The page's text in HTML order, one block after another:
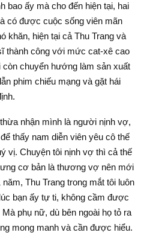
bao ấy mà cho đến hiện tại, hai
có được cuộc sống viên mãn
khăn, hiện tại cả Thu Trang và
thành công với mức cat-xê cao
chuyển hướng làm sản xuất
phim chiếu mạng và gặt hái
nhận mình là người nịnh vợ,
thấy nam diễn viên yêu cô thế
vị. Chuyện tôi nịnh vợ thì cả thế
cơ bản là thương vợ nên mới
Thu Trang trong mắt tôi luôn
bạn ấy tự ti, không cầm được
phụ nữ, dù bên ngoài họ tỏ ra
mong manh và cần được hiểu.